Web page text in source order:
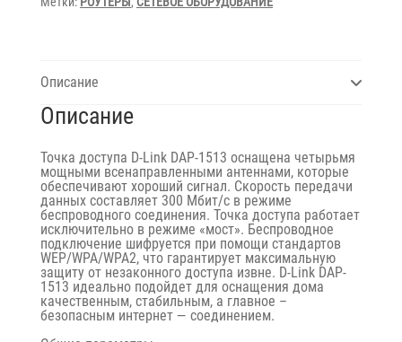
Описание
Описание
Точка доступа D-Link DAP-1513 оснащена четырьмя
мощными всенаправленными антеннами, которые
обеспечивают хороший сигнал. Скорость передачи
данных составляет 300 Мбит/с в режиме
беспроводного соединения. Точка доступа работает
исключительно в режиме «мост». Беспроводное
подключение шифруется при помощи стандартов
WEP/WPA/WPA2, что гарантирует максимальную
защиту от незаконного доступа извне. D-Link DAP-
1513 идеально подойдет для оснащения дома
качественным, стабильным, а главное –
безопасным интернет — соединением.